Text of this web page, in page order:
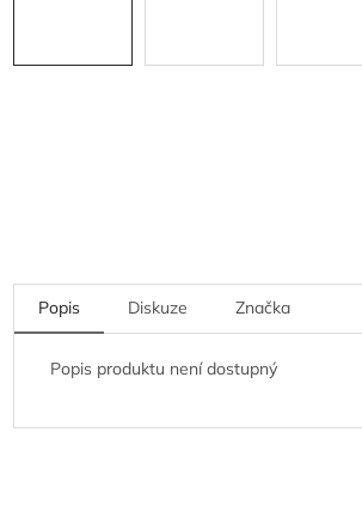
Popis Diskuze Značka
Popis produktu není dostupný